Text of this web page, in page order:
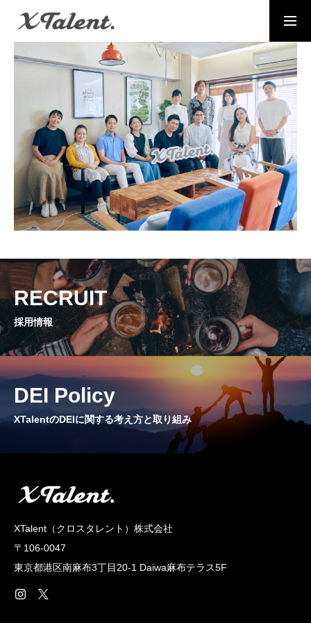
採用情報 お問い合わせ
MESSAGE
代表メッセージ
PRESIDENT
代表紹介
Service
サービス紹介
MEMBERS
社員一覧
CROSS TALK
インタビュー / 座談会
RECRUIT
採用情報
COMPANY
RECRUIT
採用情報
DEI Policy
XTalentのDEIに関する考え方と取り組み
XTalent（クロスタレント）株式会社
〒106-0047
東京都港区南麻布3丁目20‐1 Daiwa麻布テラス5F